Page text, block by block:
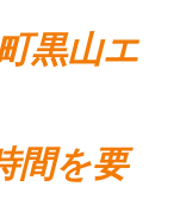
黒山エ
間を要